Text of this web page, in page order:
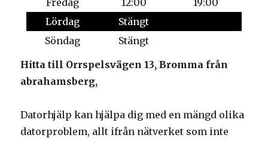
Lördag
Stängt
Söndag
Stängt
Hitta till Orrspelsvägen 13, Bromma från
abrahamsberg,
Datorhjälp kan hjälpa dig med en mängd olika
datorproblem, allt ifrån nätverket som inte